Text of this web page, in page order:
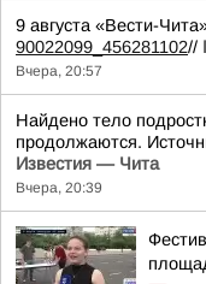
9 августа «Вести-
90022099_456281102//
Вчера, 20:57
Найдено тело
продолжаются.
Известия — Чита
Вчера, 20:39